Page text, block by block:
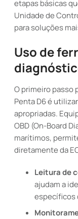
etapas básicas
Unidade de
para soluções
Uso de
O primeiro passo
Penta D6 é
apropriadas.
OBD (On-Board
marítimos,
diretamente da
Leitura de
ajudam a
específicos